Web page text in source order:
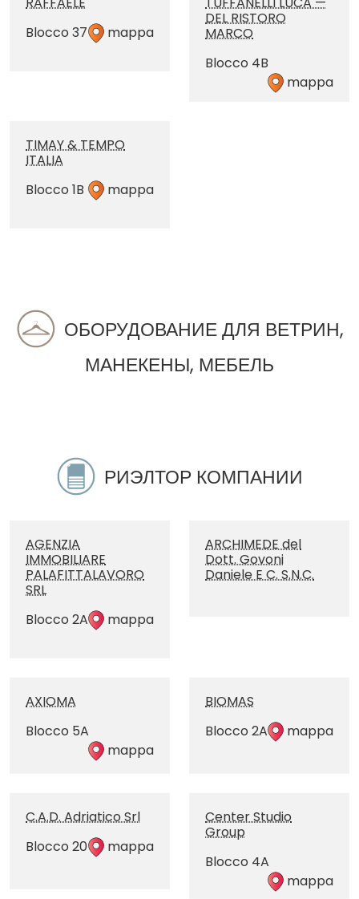
Blocco 37
mappa
DEL RISTORO
MARCO
Blocco 4B
mappa
TIMAY & TEMPO
ITALIA
Blocco 1B
mappa
ОБОРУДОВАНИЕ ДЛЯ ВЕТРИН,
МАНЕКЕНЫ, МЕБЕЛЬ
РИЭЛТОР КОМПАНИИ
AGENZIA
IMMOBILIARE
PALAFITTALAVORO
SRL
Blocco 2A
mappa
ARCHIMEDE del
Dott. Govoni
Daniele E C. S.N.C.
AXIOMA
Blocco 5A
mappa
BIOMAS
Blocco 2A
mappa
C.A.D. Adriatico Srl
Blocco 20
mappa
Center Studio
Group
Blocco 4A
mappa